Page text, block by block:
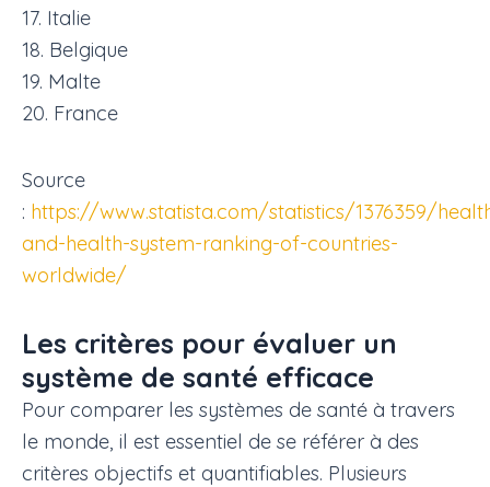
17. Italie
18. Belgique
19. Malte
20. France
Source
: https://www.statista.com/statistics/1376359/
and-health-system-ranking-of-countries-
worldwide/
Les critères pour évaluer un
système de santé efficace
Pour comparer les systèmes de santé à travers
le monde, il est essentiel de se référer à des
critères objectifs et quantifiables. Plusieurs